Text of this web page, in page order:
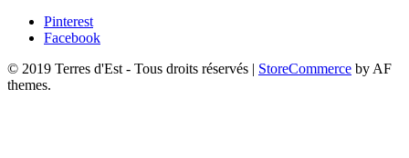
Pinterest
Facebook
© 2019 Terres d'Est - Tous droits réservés
StoreCommerce by AF
themes.